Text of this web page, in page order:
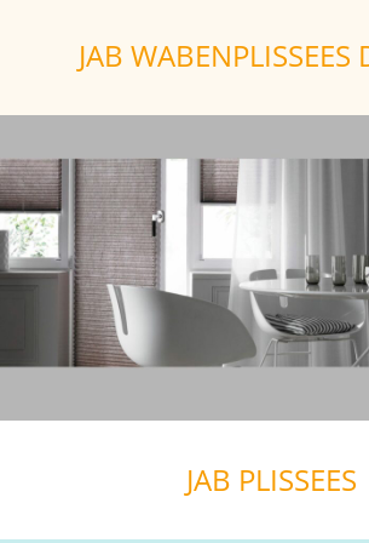
JAB WABENPLISSEES
JAB PLISSEES